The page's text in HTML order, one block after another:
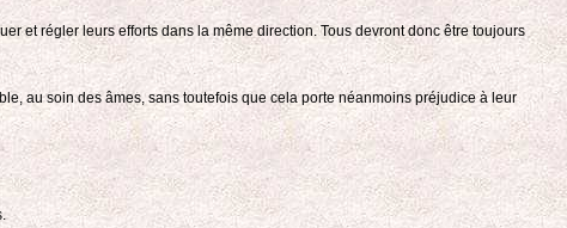
et régler leurs efforts dans la même direction. Tous devront donc être toujours
au soin des âmes, sans toutefois que cela porte néanmoins préjudice à leur